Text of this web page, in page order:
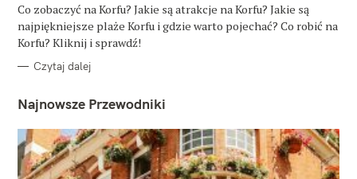
O
R
I
Co zobaczyć na Korfu? Jakie są atrakcje na Korfu? Jakie są
najpiękniejsze plaże Korfu i gdzie warto pojechać? Co robić na
Korfu? Kliknij i sprawdź!
Czytaj dalej
Najnowsze Przewodniki